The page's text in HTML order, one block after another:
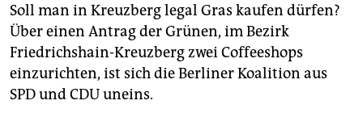
abo
genossenschaft
epaper login
Soll man in Kreuzberg legal Gras kaufen dürfen?
Über einen Antrag der Grünen, im Bezirk
Friedrichshain-Kreuzberg zwei Coffeeshops
einzurichten, ist sich die Berliner Koalition aus
SPD und CDU uneins.